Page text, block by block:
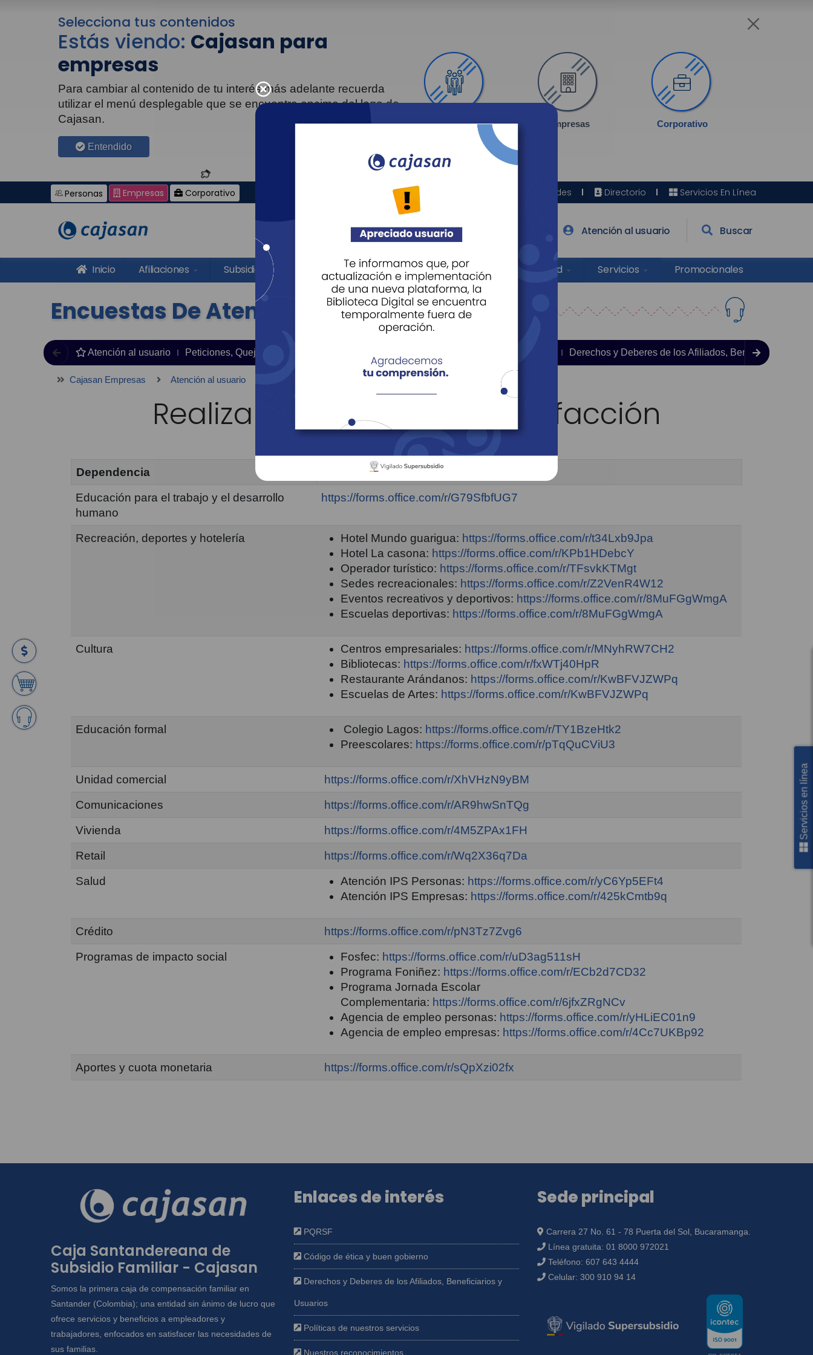
Selecciona tus contenidos
Estás viendo: Cajasan para
empresas
Para cambiar al contenido de tu interés más adelante recuerda
utilizar el menú desplegable que se encuentra encima del logo de
Cajasan.
Entendido
Personas Empresas Corporativo
Personas Empresas Corporativo Sedes Directorio Servicios En Línea
Agéndate Atención al usuario Buscar
Inicio Afiliaciones Subsidios Recreación Educación Cultura Salud Servicios Promocionales
Encuestas De Atención Al Cliente
Atención al usuario Peticiones, Quejas, Reclamos Sugerencias y Felicitaciones Derechos y Deberes de los Afiliados, Beneficiarios y
Cajasan Empresas Atención al usuario Encuestas De Atención Al Cliente
Realiza tu encuesta de satisfacción
Dependencia
Enlace de la encuesta
Educación para el trabajo y el desarrollo
humano
https://forms.office.com/r/G79SfbfUG7
Recreación, deportes y hotelería Hotel Mundo guarigua: https://forms.office.com/r/t34Lxb9Jpa
Hotel La casona: https://forms.office.com/r/KPb1HDebcY
Operador turístico: https://forms.office.com/r/TFsvkKTMgt
Sedes recreacionales: https://forms.office.com/r/Z2VenR4W12
Eventos recreativos y deportivos: https://forms.office.com/r/8MuFGgWmgA
Escuelas deportivas: https://forms.office.com/r/8MuFGgWmgA
Cultura Centros empresariales: https://forms.office.com/r/MNyhRW7CH2
Bibliotecas: https://forms.office.com/r/fxWTj40HpR
Restaurante Arándanos: https://forms.office.com/r/KwBFVJZWPq
Escuelas de Artes: https://forms.office.com/r/KwBFVJZWPq
Educación formal Colegio Lagos: https://forms.office.com/r/TY1BzeHtk2
Preescolares: https://forms.office.com/r/pTqQuCViU3
Unidad comercial
https://forms.office.com/r/XhVHzN9yBM
Comunicaciones
https://forms.office.com/r/AR9hwSnTQg
Vivienda
https://forms.office.com/r/4M5ZPAx1FH
Retail
https://forms.office.com/r/Wq2X36q7Da
Salud
Atención IPS Personas: https://forms.office.com/r/yC6Yp5EFt4
Atención IPS Empresas: https://forms.office.com/r/425kCmtb9q
Crédito
https://forms.office.com/r/pN3Tz7Zvg6
Programas de impacto social
Fosfec: https://forms.office.com/r/uD3ag511sH
Programa Foniñez: https://forms.office.com/r/ECb2d7CD32
Programa Jornada Escolar
Complementaria: https://forms.office.com/r/6jfxZRgNCv
Agencia de empleo personas: https://forms.office.com/r/yHLiEC01n9
Agencia de empleo empresas: https://forms.office.com/r/4Cc7UKBp92
Aportes y cuota monetaria https://forms.office.com/r/sQpXzi02fx
Caja Santandereana de
Subsidio Familiar - Cajasan
Somos la primera caja de compensación familiar en
Santander (Colombia); una entidad sin ánimo de lucro que
ofrece servicios y beneficios a empleadores y
trabajadores, enfocados en satisfacer las necesidades de
sus familias.
Enlaces de interés
PQRSF
Código de ética y buen gobierno
Derechos y Deberes de los Afiliados, Beneficiarios y
Usuarios
Políticas de nuestros servicios
Nuestros reconocimientos
Sede principal
Carrera 27 No. 61 - 78 Puerta del Sol, Bucaramanga.
Línea gratuita: 01 8000 972021
Teléfono: 607 643 4444
Celular: 300 910 94 14
Servicios en línea